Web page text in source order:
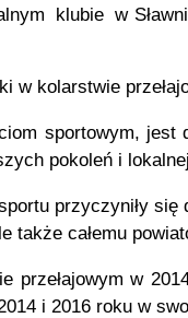
klubie w
w kolarstwie
sportowym, jest
pokoleń i
przyczyniły
także całemu
w
i 2016 roku w